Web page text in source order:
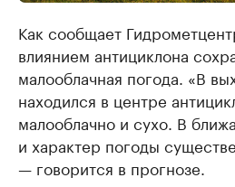
Как сообщает
влиянием антициклона
малооблачная погода. «В
находился в центре
малооблачно и сухо. В
и характер погоды
— говорится в прогнозе.